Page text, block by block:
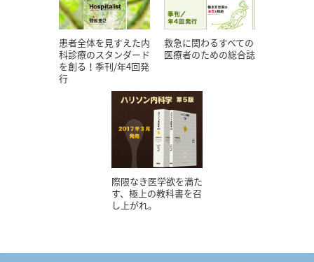
患者全体を見すえた内
科診療のスタンダード
を創る！季刊/年4回発
行
救急に関わるすべての
医療者のための総合誌
際限なき医学欲を満た
す、極上の教科書を召
し上がれ。